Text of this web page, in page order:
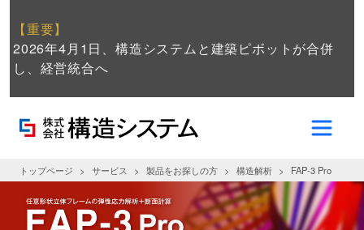
【重要】
2026年4月1日、構造システムと建築ピボットが合併
し、経営統合へ
トップページ サービス 製品をお探しの方 構造解析 FAP-3 Pro